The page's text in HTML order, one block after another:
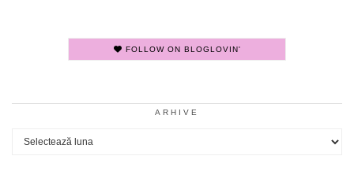
FOLLOW ON BLOGLOVIN'
ARHIVE
Arhive